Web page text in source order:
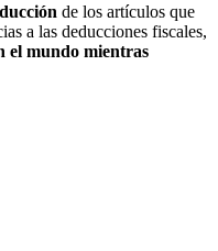
de los artículos que
a las deducciones fiscales,
el mundo mientras